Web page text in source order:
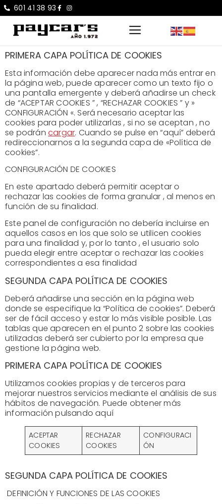
601 41 38 93
PRIMERA CAPA POLÍTICA DE COOKIES
Esta información debe aparecer nada más entrar en
la página web, puede aparecer como un texto fijo o
una pantalla emergente y deberá añadirse un check
de “ACEPTAR COOKIES ” , “RECHAZAR COOKIES ” y »
CONFIGURACIÓN «. Será necesario aceptar las
cookies para poder utilizarlas , si no se aceptan , no
se podrán cargar. Cuando se pulse en “aquí” deberá
redireccionarnos a la segunda capa de «Política de
cookies”.
CONFIGURACIÓN DE COOKIES
En este apartado deberá permitir aceptar o
rechazar las cookies de forma granular , al menos en
función de su finalidad.
Este panel de configuración no debería incluirse en
aquellos casos en los que solo se utilicen cookies
para una finalidad y, por lo tanto , el usuario solo
pueda elegir entre aceptar o rechazar las cookies
correspondientes a esa finalidad
SEGUNDA CAPA POLÍTICA DE COOKIES
Deberá añadirse una sección en la página web
donde se especifique la “Política de cookies”. Deberá
ser de fácil acceso y estar lo más visible posible. Las
tablas que aparecen en el punto 2 sobre las cookies
utilizadas deberá ser cubierto por la empresa que
gestione la página web.
PRIMERA CAPA POLÍTICA DE COOKIES
Utilizamos cookies propias y de terceros para
mejorar nuestros servicios mediante el análisis de sus
hábitos de navegación. Puede obtener más
información pulsando aquí
ACEPTAR
COOKIES
RECHAZAR
COOKIES
CONFIGURACI
ÓN
SEGUNDA CAPA POLÍTICA DE COOKIES
DEFINICIÓN Y FUNCIONES DE LAS COOKIES